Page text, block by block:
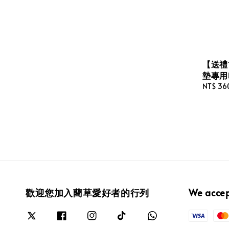
【送
墊專
Sale
NT$
歡迎您加入藺草愛好者的行列 We